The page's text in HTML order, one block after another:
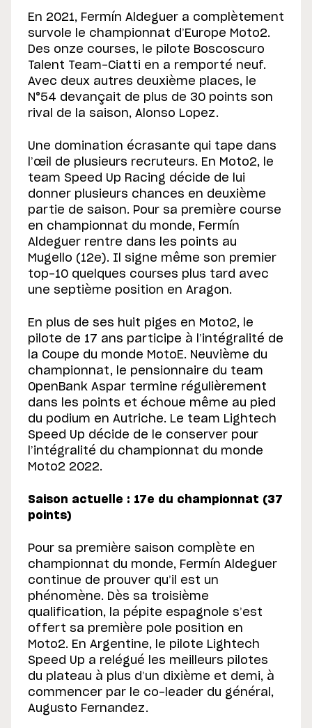
En 2021, Fermín Aldeguer a complètement
survole le championnat d’Europe Moto2.
Des onze courses, le pilote Boscoscuro
Talent Team-Ciatti en a remporté neuf.
Avec deux autres deuxième places, le
N°54 devançait de plus de 30 points son
rival de la saison, Alonso Lopez.
Une domination écrasante qui tape dans
l’œil de plusieurs recruteurs. En Moto2, le
team Speed Up Racing décide de lui
donner plusieurs chances en deuxième
partie de saison. Pour sa première course
en championnat du monde, Fermín
Aldeguer rentre dans les points au
Mugello (12e). Il signe même son premier
top-10 quelques courses plus tard avec
une septième position en Aragon.
En plus de ses huit piges en Moto2, le
pilote de 17 ans participe à l’intégralité de
la Coupe du monde MotoE. Neuvième du
championnat, le pensionnaire du team
OpenBank Aspar termine régulièrement
dans les points et échoue même au pied
du podium en Autriche. Le team Lightech
Speed Up décide de le conserver pour
l’intégralité du championnat du monde
Moto2 2022.
Saison actuelle : 17e du championnat (37
points)
Pour sa première saison complète en
championnat du monde, Fermín Aldeguer
continue de prouver qu’il est un
phénomène. Dès sa troisième
qualification, la pépite espagnole s’est
offert sa première pole position en
Moto2. En Argentine, le pilote Lightech
Speed Up a relégué les meilleurs pilotes
du plateau à plus d’un dixième et demi, à
commencer par le co-leader du général,
Augusto Fernandez.